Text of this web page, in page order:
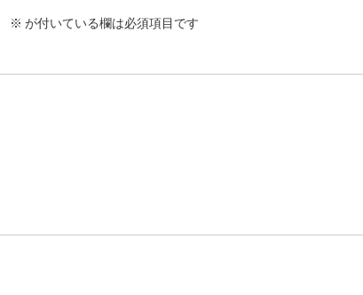
※ が付いている欄は必須項目です